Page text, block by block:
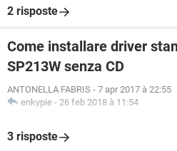
2 risposte
Come installare driver
SP213W senza CD
ANTONELLA FABRIS - 7 apr 2017 à 22:55
enkypie - 26 feb 2018 à 11:54
3 risposte